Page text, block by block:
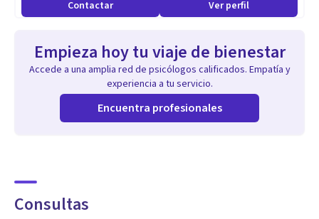
Contactar Ver perfil
Empieza hoy tu viaje de bienestar
Accede a una amplia red de psicólogos calificados. Empatía y
experiencia a tu servicio.
Encuentra profesionales
Consultas